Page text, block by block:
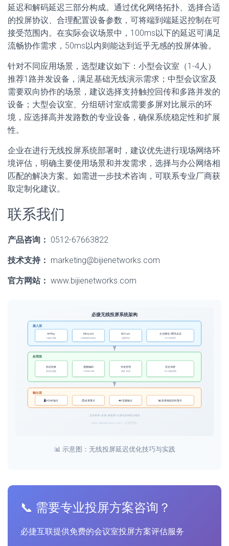
延迟和解码延迟三部分构成。通过优化网络拓扑、选择合适
的投屏协议、合理配置设备参数，可将端到端延迟控制在可
接受范围内。在实际会议场景中，100ms以下的延迟可满足
流畅协作需求，50ms以内则能达到近乎无感的投屏体验。
针对不同应用场景，选型建议如下：小型会议室（1-4人）
推荐1路并发设备，满足基础无线演示需求；中型会议室及
需要双向协作的场景，建议选择支持触控回传和多路并发的
设备；大型会议室、分组研讨室或需要多屏对比展示的环
境，应选择高并发路数的专业设备，确保系统稳定性和扩展
性。
企业在进行无线投屏系统部署时，建议优先进行现场网络环
境评估，明确主要使用场景和并发需求，选择与办公网络相
匹配的解决方案。如需进一步技术咨询，可联系专业厂商获
取定制化建议。
联系我们
产品咨询： 0512-67663822
技术支持： marketing@bijienetworks.com
官方网站： www.bijienetworks.com
📊 示意图：无线投屏延迟优化技巧与实践
📞 需要专业投屏方案咨询？
必捷互联提供免费的会议室投屏方案评估服务